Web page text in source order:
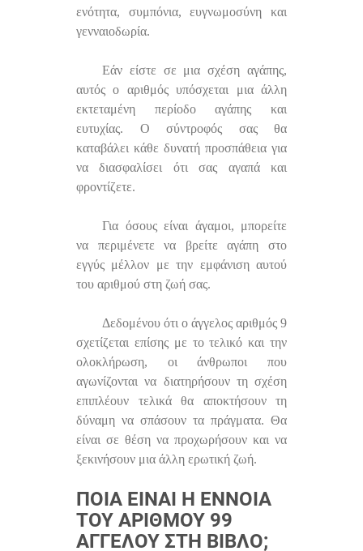
ενότητα, συμπόνια, ευγνωμοσύνη και
γενναιοδωρία.
Εάν είστε σε μια σχέση αγάπης,
αυτός ο αριθμός υπόσχεται μια άλλη
εκτεταμένη περίοδο αγάπης και
ευτυχίας. Ο σύντροφός σας θα
καταβάλει κάθε δυνατή προσπάθεια για
να διασφαλίσει ότι σας αγαπά και
φροντίζετε.
Για όσους είναι άγαμοι, μπορείτε
να περιμένετε να βρείτε αγάπη στο
εγγύς μέλλον με την εμφάνιση αυτού
του αριθμού στη ζωή σας.
Δεδομένου ότι ο άγγελος αριθμός 9
σχετίζεται επίσης με το τελικό και την
ολοκλήρωση, οι άνθρωποι που
αγωνίζονται να διατηρήσουν τη σχέση
επιπλέουν τελικά θα αποκτήσουν τη
δύναμη να σπάσουν τα πράγματα. Θα
είναι σε θέση να προχωρήσουν και να
ξεκινήσουν μια άλλη ερωτική ζωή.
ΠΟΙΑ ΕΊΝΑΙ Η ΈΝΝΟΙΑ
ΤΟΥ ΑΡΙΘΜΟΎ 99
ΑΓΓΈΛΟΥ ΣΤΗ ΒΊΒΛΟ;